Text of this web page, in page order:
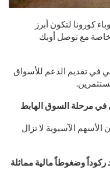
كورونا لتكون أبرز
خاصة مع توصل أوبك
في تقديم الدعم للأسواق
في مرحلة السوق الهابط
الآسيوية لا تزال
وضغوطاً مالية مماثلة